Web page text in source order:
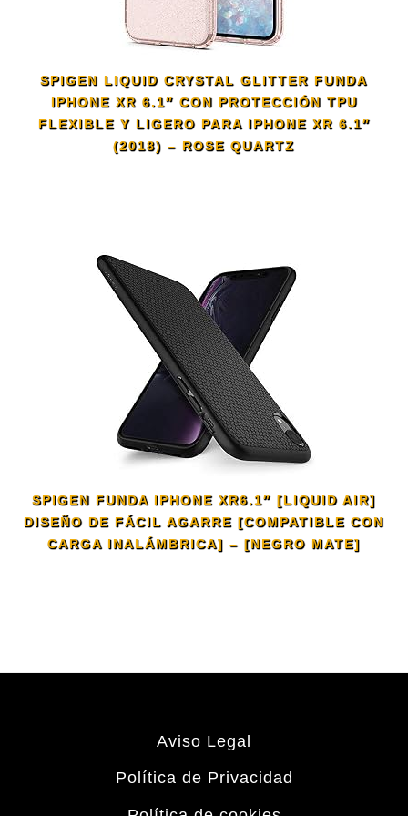
SPIGEN LIQUID CRYSTAL GLITTER FUNDA
IPHONE XR 6.1″ CON PROTECCIÓN TPU
FLEXIBLE Y LIGERO PARA IPHONE XR 6.1″
(2018) – ROSE QUARTZ
SPIGEN FUNDA IPHONE XR6.1″ [LIQUID AIR]
DISEÑO DE FÁCIL AGARRE [COMPATIBLE CON
CARGA INALÁMBRICA] – [NEGRO MATE]
Aviso Legal
Política de Privacidad